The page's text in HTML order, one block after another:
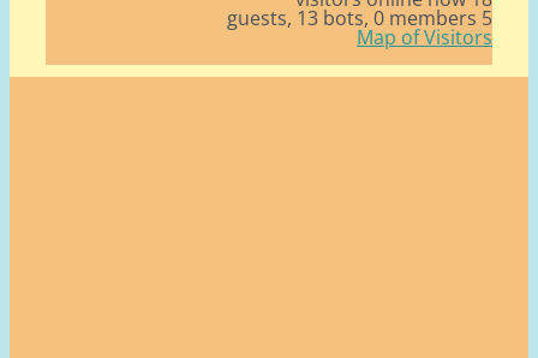
13 bots, 0 members
Map of